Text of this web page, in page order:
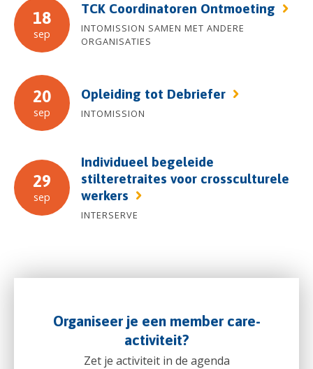
18
sep
TCK Coordinatoren Ontmoeting
INTOMISSION SAMEN MET ANDERE
ORGANISATIES
20
sep
Opleiding tot Debriefer
INTOMISSION
29
sep
Individueel begeleide
stilteretraites voor crossculturele
werkers
INTERSERVE
Organiseer je een member care-
activiteit?
Zet je activiteit in de agenda